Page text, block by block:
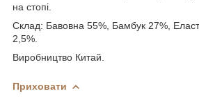
на стопі.
Склад: Бавовна 55%, Бамбук 27%,
2,5%.
Виробництво Китай.
Приховати